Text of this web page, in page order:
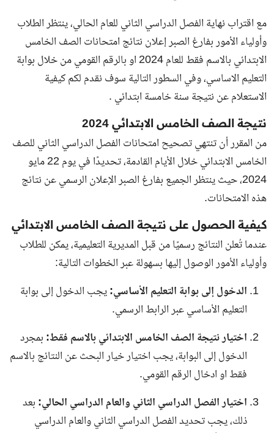
مع اقتراب نهاية الفصل الدراسي الثاني للعام الحالي، ينتظر الطلاب
وأولياء الأمور بفارغ الصبر إعلان نتائج امتحانات الصف الخامس
الابتدائي بالاسم فقط للعام 2024 او بالرقم القومي من خلال بوابة
التعليم الاساسي، وفي السطور التالية سوف نقدم لكم كيفية
الاستعلام عن نتيجة سنة خامسة ابتدائي .
نتيجة الصف الخامس الابتدائي 2024
من المقرر أن تنتهي تصحيح امتحانات الفصل الدراسي الثاني للصف
الخامس الابتدائي خلال الأيام القادمة، تحديدًا في يوم 22 مايو
2024، حيث ينتظر الجميع بفارغ الصبر الإعلان الرسمي عن نتائج
هذه الامتحانات.
كيفية الحصول على نتيجة الصف الخامس الابتدائي
عندما تُعلن النتائج رسميًا من قبل المديرية التعليمية، يمكن للطلاب
وأولياء الأمور الوصول إليها بسهولة عبر الخطوات التالية:
الدخول إلى بوابة التعليم الأساسي:يجب الدخول إلى بوابة
التعليم الأساسي عبرالرابط الرسمي.
اختيار نتيجة الصف الخامس الابتدائي بالاسم فقط: بمجرد
الدخول إلى البوابة، يجب اختيار خيار البحث عن النتائج بالاسم
فقط او ادخال الرقم القومي.
اختيار الفصل الدراسي الثاني والعام الدراسي الحالي: بعد
ذلك، يجب تحديد الفصل الدراسي الثاني والعام الدراسي